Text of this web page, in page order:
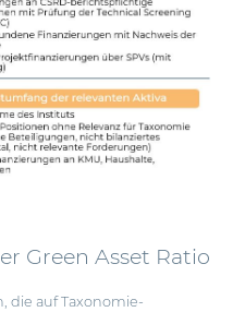
Green Asset Ratio
die auf Taxonomie-